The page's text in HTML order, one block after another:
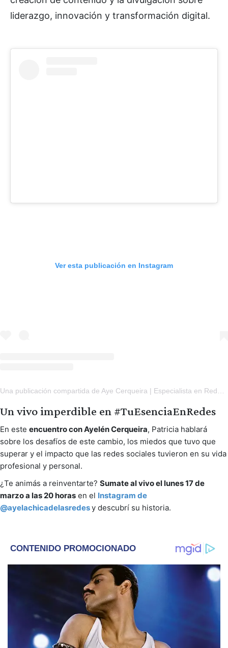
liderazgo, innovación y transformación digital.
Ver esta publicación en Instagram
Un vivo imperdible en #TuEsenciaEnRedes
En este encuentro con Ayelén Cerqueira, Patricia hablará
sobre los desafíos de este cambio, los miedos que tuvo que
superar y el impacto que las redes sociales tuvieron en su vida
profesional y personal.
¿Te animás a reinventarte? Sumate al vivo el lunes 17 de
marzo a las 20 horas en el Instagram de
@ayelachicadelasredesy descubrí su historia.